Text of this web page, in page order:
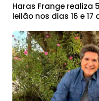
Haras Frange realiza
leilão nos dias 16 e